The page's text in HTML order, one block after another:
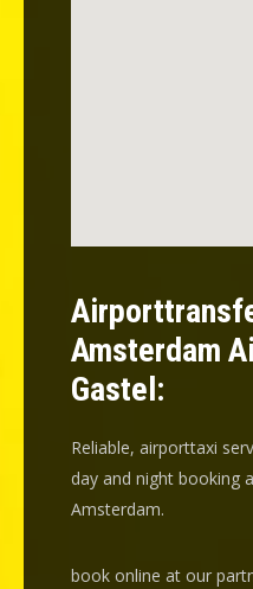
Amsterdam
Gastel:
Reliable, airporttaxi
day and night booking
Amsterdam.
book online at our